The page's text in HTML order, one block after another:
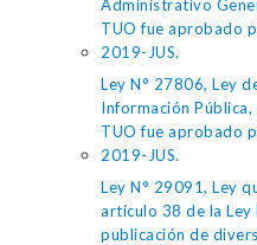
Administrativo
TUO fue aprobado
2019-JUS.
Ley N° 27806, Ley
Información
TUO fue aprobado
2019-JUS.
Ley N° 29091, Ley
artículo 38 de la Ley
publicación de